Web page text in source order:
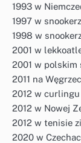
1993 w
1997 w
1998 w
2001 w
2001 w polskim
2011 na
2012 w curlingu
2012 w Nowej
2012 w tenisie
2020 w